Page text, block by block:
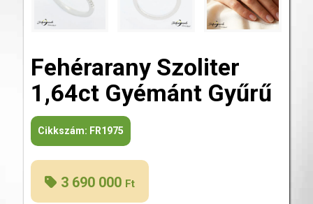
Fehérarany Szoliter
1,64ct Gyémánt Gyűrű
Cikkszám: FR1975
3 690 000 Ft